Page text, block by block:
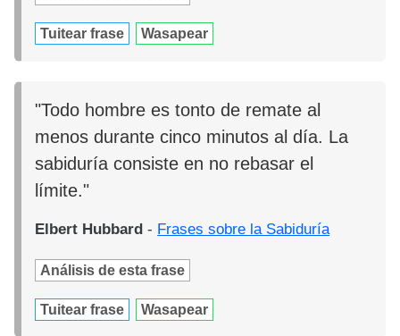
Tuitear frase Wasapear
"Todo hombre es tonto de remate al
menos durante cinco minutos al día. La
sabiduría consiste en no rebasar el
límite."
Elbert Hubbard - Frases sobre la Sabiduría
Análisis de esta frase
Tuitear frase Wasapear